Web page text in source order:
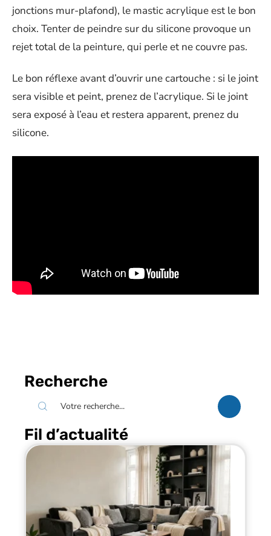
jonctions mur-plafond), le mastic acrylique est le bon
choix. Tenter de peindre sur du silicone provoque un
rejet total de la peinture, qui perle et ne couvre pas.
Le bon réflexe avant d’ouvrir une cartouche : si le joint
sera visible et peint, prenez de l’acrylique. Si le joint
sera exposé à l’eau et restera apparent, prenez du
silicone.
Recherche
Fil d’actualité